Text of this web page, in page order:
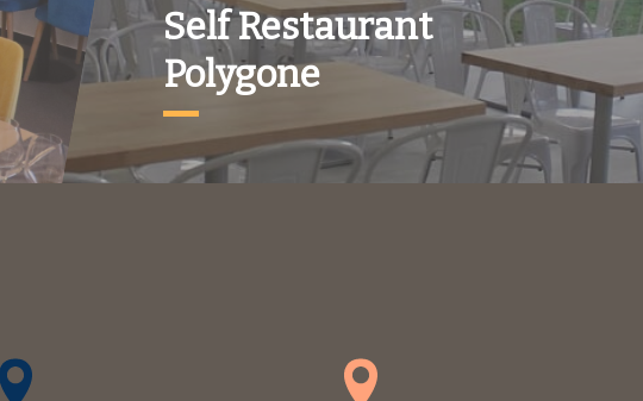
Self Restaurant
Polygone